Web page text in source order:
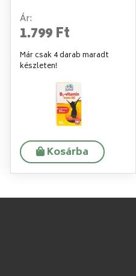
Ár:
1.799 Ft
Már csak 4 darab maradt
készleten!
Kosárba